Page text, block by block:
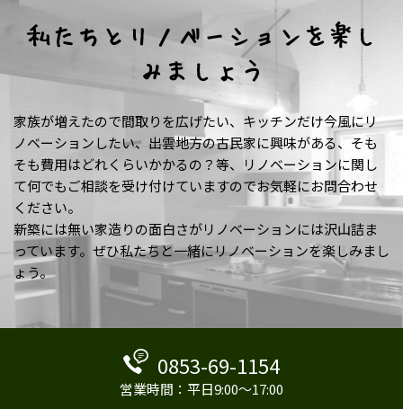
私たちとリノベーションを楽し
みましょう
家族が増えたので間取りを広げたい、キッチンだけ今風にリ
ノベーションしたい、出雲地方の古民家に興味がある、そも
そも費用はどれくらいかかるの？等、リノベーションに関し
て何でもご相談を受け付けていますのでお気軽にお問合わせ
ください。
新築には無い家造りの面白さがリノベーションには沢山詰ま
っています。ぜひ私たちと一緒にリノベーションを楽しみまし
ょう。
0853-69-1154
営業時間：平日9:00～17:00